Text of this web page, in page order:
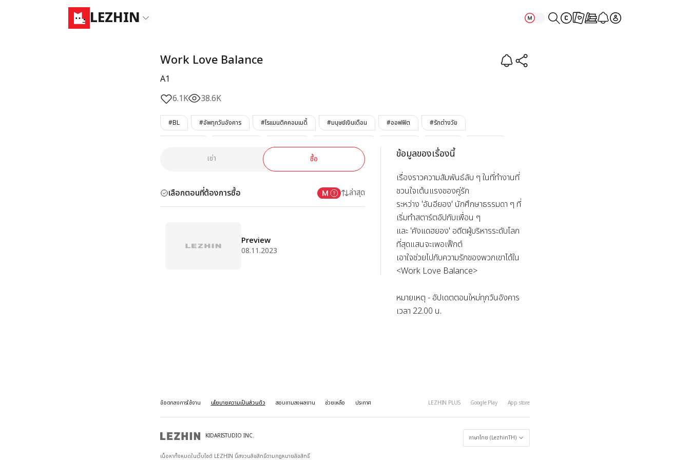
LEZHIN
Work Love Balance
A1
6.1K
38.6K
#BL #อัพทุกวันอังคาร #โรแมนติคคอมเมดี้ #มนุษย์เงินเดือน #ออฟฟิต #รักต่างวัย
#เคะสดใส #เคะอบอุ่น #รักในที่ทำงาน
เช่า ซื้อ
เลือกตอนที่ต้องการซื้อ ล่าสุด
Preview
08.11.2023
ข้อมูลของเรื่องนี้
เรื่องราวความสัมพันธ์ลับ ๆ ในที่ทำงานที่
ชวนใจเต้นแรงของคู่รัก
ระหว่าง 'อันอียอง' นักศึกษาธรรมดา ๆ ที่
เริ่มทำสตาร์ตอัปกับเพื่อน ๆ
และ 'คังแดฮยอง' อดีตผู้บริหารระดับโลก
ที่สุดแสนจะเพอเฟ็กต์
เอาใจช่วยไปกับความรักของพวกเขาได้ใน
<Work Love Balance>
หมายเหตุ - อัปเดตตอนใหม่ทุกวันอังคาร
เวลา 22.00 น.
ข้อตกลงการใช้งาน นโยบายความเป็นส่วนตัว สอบถามลงผลงาน ช่วยเหลือ ประกาศ LEZHIN PLUS Google Play App store
ภาษาไทย (LezhinTH)
KIDARISTUDIO INC.
เนื้อหาทั้งหมดในเว็บไซต์ LEZHIN นี้สงวนลิขสิทธิ์ตามกฎหมายลิขสิทธิ์